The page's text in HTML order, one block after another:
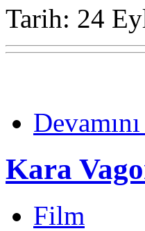
Tarih: 24
Kara
Film